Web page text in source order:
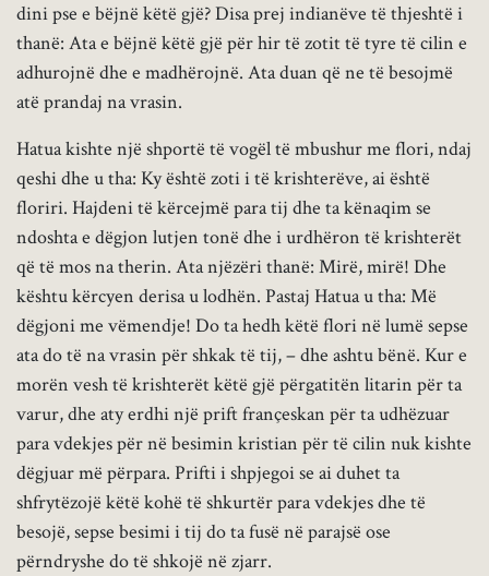
dini pse e bëjnë këtë gjë? Disa prej indianëve të thjeshtë i
thanë: Ata e bëjnë këtë gjë për hir të zotit të tyre të cilin e
adhurojnë dhe e madhërojnë. Ata duan që ne të besojmë
atë prandaj na vrasin.
Hatua kishte një shportë të vogël të mbushur me flori, ndaj
qeshi dhe u tha: Ky është zoti i të krishterëve, ai është
floriri. Hajdeni të kërcejmë para tij dhe ta kënaqim se
ndoshta e dëgjon lutjen tonë dhe i urdhëron të krishterët
që të mos na therin. Ata njëzëri thanë: Mirë, mirë! Dhe
kështu kërcyen derisa u lodhën. Pastaj Hatua u tha: Më
dëgjoni me vëmendje! Do ta hedh këtë flori në lumë sepse
ata do të na vrasin për shkak të tij, – dhe ashtu bënë. Kur e
morën vesh të krishterët këtë gjë përgatitën litarin për ta
varur, dhe aty erdhi një prift françeskan për ta udhëzuar
para vdekjes për në besimin kristian për të cilin nuk kishte
dëgjuar më përpara. Prifti i shpjegoi se ai duhet ta
shfrytëzojë këtë kohë të shkurtër para vdekjes dhe të
besojë, sepse besimi i tij do ta fusë në parajsë ose
përndryshe do të shkojë në zjarr.